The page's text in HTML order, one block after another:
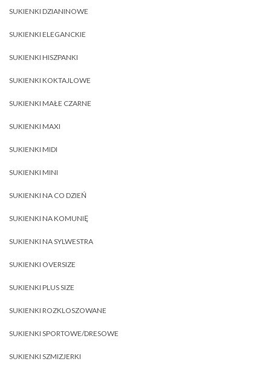
SUKIENKI DZIANINOWE
SUKIENKI ELEGANCKIE
SUKIENKI HISZPANKI
SUKIENKI KOKTAJLOWE
SUKIENKI MAŁE CZARNE
SUKIENKI MAXI
SUKIENKI MIDI
SUKIENKI MINI
SUKIENKI NA CO DZIEŃ
SUKIENKI NA KOMUNIĘ
SUKIENKI NA SYLWESTRA
SUKIENKI OVERSIZE
SUKIENKI PLUS SIZE
SUKIENKI ROZKLOSZOWANE
SUKIENKI SPORTOWE/DRESOWE
SUKIENKI SZMIZJERKI